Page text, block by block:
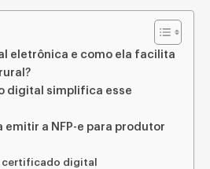
eletrônica e como ela facilita
digital simplifica esse
emitir a NFP-e para produtor
certificado digital